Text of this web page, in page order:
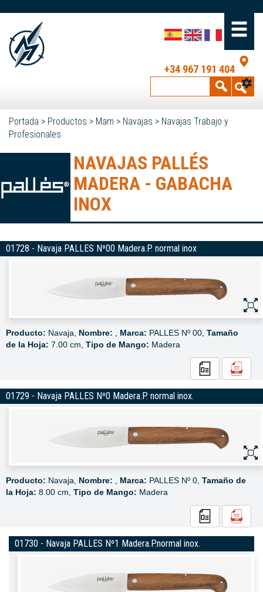
+34 967 191 404
Portada > Productos > Mam > Navajas > Navajas Trabajo y
Profesionales
NAVAJAS PALLÉS
MADERA - GABACHA
INOX
01728 - Navaja PALLES Nº00 Madera.P. normal inox
Producto: Navaja, Nombre: Marca: PALLES Nº 00, Tamaño
de la Hoja: 7.00 cm, Tipo de Mango: Madera
01729 - Navaja PALLES Nº0 Madera.P. normal inox.
Producto: Navaja, Nombre: Marca: PALLES Nº 0, Tamaño de
la Hoja: 8.00 cm, Tipo de Mango: Madera
01730 - Navaja PALLES Nº1 Madera.P.normal inox.